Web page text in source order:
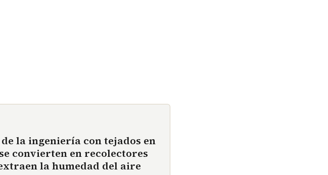
la ingeniería con tejados en
convierten en recolectores
la humedad del aire